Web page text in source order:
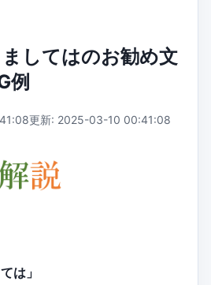
してはのお勧め文
例
更新: 2025-03-10 00:41:08
は」